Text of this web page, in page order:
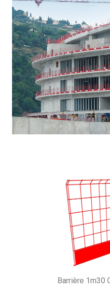
Barrière 1m30